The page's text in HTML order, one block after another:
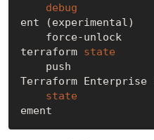
debug
ent (experimental)
terraform state
push
Terraform Enterprise
state